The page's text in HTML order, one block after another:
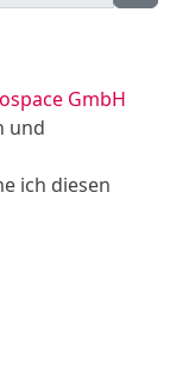
GmbH
und
ich diesen